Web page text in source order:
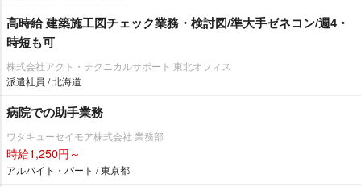
高時給 建築施工図チェック業務・検討図/準大手ゼネコン/週4・
時短も可
株式会社アクト・テクニカルサポート 東北オフィス
派遣社員 / 北海道
病院での助手業務
ワタキューセイモア株式会社 業務部
時給1,250円～
アルバイト・パート / 東京都